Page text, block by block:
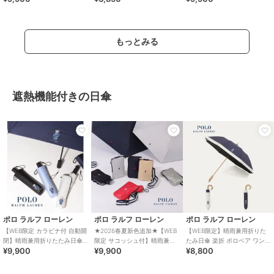
もっとみる
遮熱機能付きの日傘
ポロ ラルフ ローレン
【WEB限定 カラビナ付 自動開
閉】晴雨兼用折りたたみ日傘
ポロベア 遮光率100％ 遮熱 UV
¥9,900
ポロ ラルフ ローレン
★2026春夏新色追加★【WEB
限定 サコッシュ付】晴雨兼用
折りたたみ傘 ポロポニー 遮光
¥9,900
ポロ ラルフ ローレン
【WEB限定】晴雨兼用折りた
たみ日傘 楽折 ポロベア ワンポ
イント 遮光 遮熱 UV
¥8,800